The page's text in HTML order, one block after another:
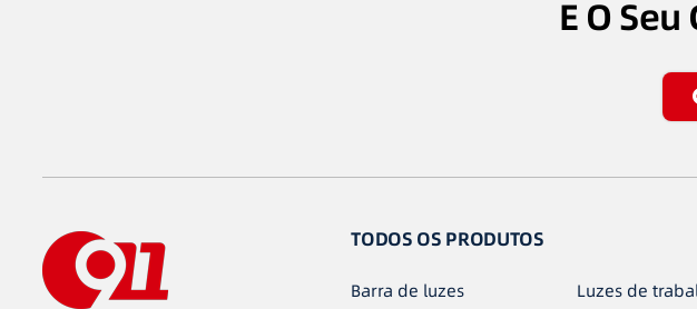
E O
TODOS OS PRODUTOS
Barra de luzes Luzes de